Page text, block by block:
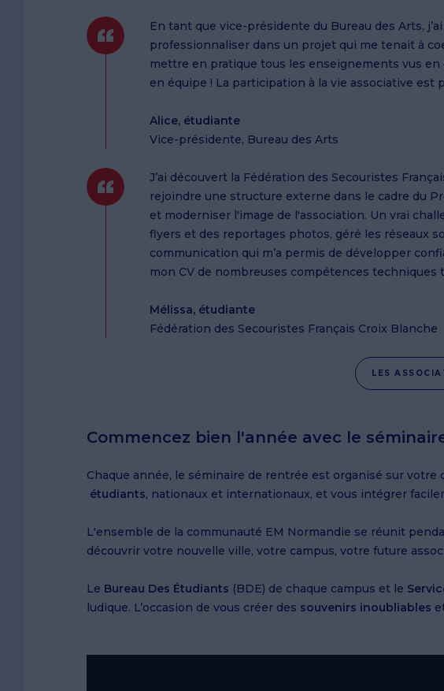
En tant que vice-présidente du Bureau des Arts,
professionnaliser dans un projet qui me tenait à
mettre en pratique tous les enseignements vus
en équipe ! La participation à la vie associative est
Alice, étudiante
Vice-présidente, Bureau des Arts
J’ai découvert la Fédération des Secouristes
rejoindre une structure externe dans le cadre du
et moderniser l'image de l'association. Un vrai
flyers et des reportages photos, géré les réseaux
communication qui m’a permis de développer
mon CV de nombreuses compétences techniques
Mélissa, étudiante
Fédération des Secouristes Français Croix Blanche
LES
Commencez bien l'année avec le
Chaque année, le séminaire de rentrée est organisé sur votre
étudiants, nationaux et internationaux, et vous intégrer
L'ensemble de la communauté EM Normandie se réunit
découvrir votre nouvelle ville, votre campus, votre future
Le Bureau Des Étudiants (BDE) de chaque campus et le
ludique. L’occasion de vous créer des souvenirs inoubliables